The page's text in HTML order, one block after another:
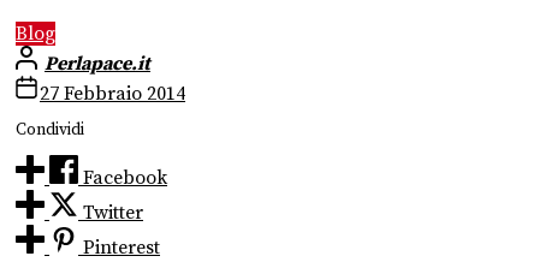
Blog
Perlapace.it
27 Febbraio 2014
Condividi
Facebook
Twitter
Pinterest